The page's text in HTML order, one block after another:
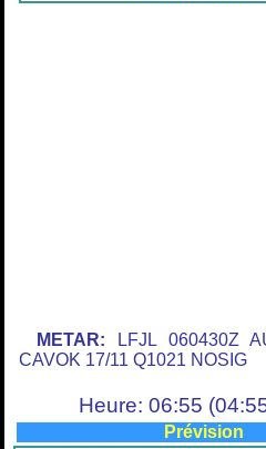
METAR: LFJL 060430Z
CAVOK 17/11 Q1021 NOSIG
Heure: 06:55
Prévision